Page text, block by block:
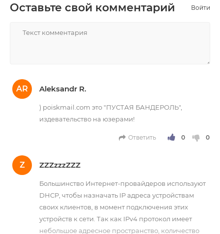
Оставьте свой комментарий Войти
AR Aleksandr R.
) poiskmail.com это "ПУСТАЯ БАНДЕРОЛЬ",
издевательство на юзерами!
Ответить
Z ZZZzzzZZZ
Большинство Интернет-провайдеров используют
DHCP, чтобы назначать IP адреса устройствам
своих клиентов, в момент подключения этих
устройств к сети. Так как IPv4 протокол имеет
небольшое адресное пространство, количество